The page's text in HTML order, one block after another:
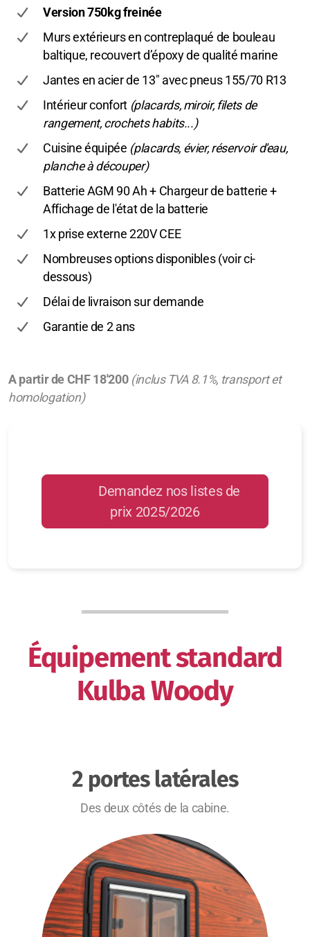
Version 750kg freinée
Murs extérieurs en contreplaqué de bouleau
baltique, recouvert d’époxy de qualité marine
Jantes en acier de 13" avec pneus 155/70 R13
Intérieur confort (placards, miroir, filets de
rangement, crochets habits...)
Cuisine équipée (placards, évier, réservoir d'eau,
planche à découper)
Batterie AGM 90 Ah + Chargeur de batterie +
Affichage de l'état de la batterie
1x prise externe 220V CEE
Nombreuses options disponibles (voir ci-
dessous)
Délai de livraison sur demande
Garantie de 2 ans
A partir de CHF 18'200 (inclus TVA 8.1%, transport et
homologation)
Demandez nos listes de
prix 2025/2026
Équipement standard
Kulba Woody
2 portes latérales
Des deux côtés de la cabine.